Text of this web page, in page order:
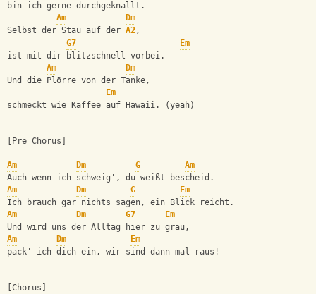
bin ich gerne durchgeknallt.
Am
Dm
Selbst der Stau auf der A2,
G7
Em
ist mit dir blitzschnell vorbei.
Am
Dm
Und die Plörre von der Tanke,
Em
schmeckt wie Kaffee auf Hawaii. (yeah)
[Pre Chorus]
Am Dm G
Am
Auch wenn ich schweig', du weißt bescheid.
Am
Dm G
Em
Ich brauch gar nichts sagen, ein Blick reicht.
Am
Dm G7
Em
Und wird uns der Alltag hier zu grau,
Am
Dm
Em
pack' ich dich ein, wir sind dann mal raus!
[Chorus]